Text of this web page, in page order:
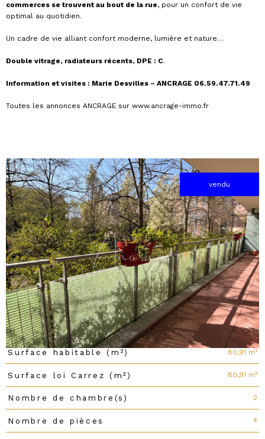
vendu
commerces se trouvent au bout de la rue, pour un confort de vie
optimal au quotidien.
Un cadre de vie alliant confort moderne, lumière et nature…
Double vitrage, radiateurs récents, DPE : C.
Information et visites : Marie Desvilles – ANCRAGE 06.59.47.71.49
Toutes les annonces ANCRAGE sur www.ancrage-immo.fr
Caractéristiques du bien
Caractéristiques Valeurs
Code postal 33800
Surface habitable (m²) 80,91 m²
Surface loi Carrez (m²) 80,91 m²
Nombre de chambre(s) 2
Nombre de pièces 4